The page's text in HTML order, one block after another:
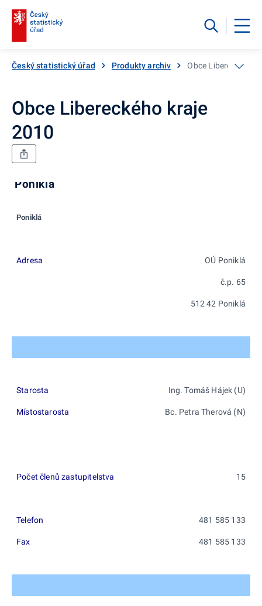
Český statistický úřad Produkty archiv Obce Libereckého
Obce Libereckého kraje
2010
Poniklá
Poniklá
Adresa OÚ Poniklá
č.p. 65
512 42 Poniklá
Starosta Ing. Tomáš Hájek (U)
Místostarosta Bc. Petra Therová (N)
Počet členů zastupitelstva 15
Telefon 481 585 133
Fax 481 585 133